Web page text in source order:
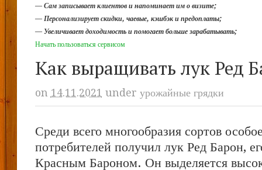
— Сам записывает клиентов и напоминает им о визите;
— Персонализирует скидки, чаевые, кэшбэк и предоплаты;
— Увеличивает доходимость и помогает больше зарабатывать;
Начать пользоваться сервисом
Как выращивать лук Ред
on 14.11.2021 under урожайные грядки
Среди всего многообразия сортов
потребителей получил лук Ред Барон,
Красным Бароном. Он выделяется